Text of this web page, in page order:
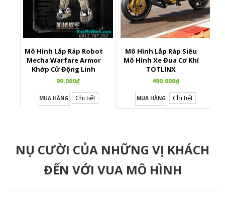
Mô Hình Lắp Ráp Robot
Mecha Warfare Armor
Khớp Cử Động Linh
Hoạt
90.000₫
MUA HÀNG Chi tiết
Mô Hình Lắp Ráp Siêu
Mô Hình Xe Đua Cơ Khí
TOTLINX
490.000₫
MUA HÀNG Chi tiết
NỤ CƯỜI CỦA NHỮNG VỊ KHÁCH
ĐẾN VỚI VUA MÔ HÌNH